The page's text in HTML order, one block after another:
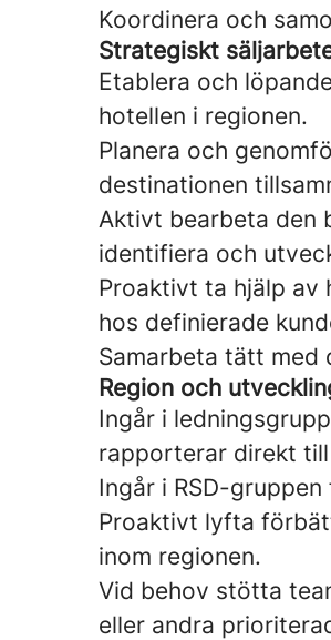
Koordinera och
Strategiskt
Etablera och
hotellen i regionen.
Planera och
destinationen
Aktivt bearbeta den
identifiera och
Proaktivt ta hjälp av
hos definierade
Samarbeta tätt med
Region och
Ingår i
rapporterar direkt till
Ingår i RSD-
Proaktivt lyfta
inom regionen.
Vid behov stötta
eller andra